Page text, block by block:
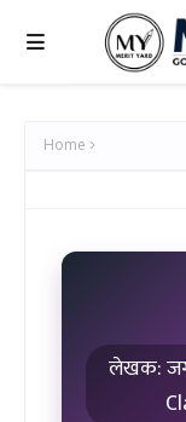
Home
लेखक: